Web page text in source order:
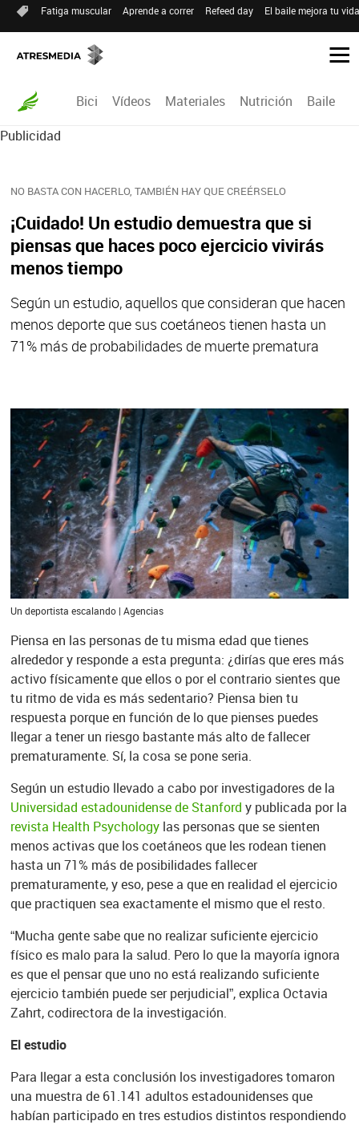
Fatiga muscular Aprende a correr Refeed day El baile mejora tu
Bici Vídeos Materiales Nutrición Baile
Publicidad
NO BASTA CON HACERLO, TAMBIÉN HAY QUE CREÉRSELO
¡Cuidado! Un estudio demuestra que si
piensas que haces poco ejercicio vivirás
menos tiempo
Según un estudio, aquellos que consideran que hacen
menos deporte que sus coetáneos tienen hasta un
71% más de probabilidades de muerte prematura
Un deportista escalando | Agencias
Piensa en las personas de tu misma edad que tienes
alrededor y responde a esta pregunta: ¿dirías que eres más
activo físicamente que ellos o por el contrario sientes que
tu ritmo de vida es más sedentario? Piensa bien tu
respuesta porque en función de lo que pienses puedes
llegar a tener un riesgo bastante más alto de fallecer
prematuramente. Sí, la cosa se pone seria.
Según un estudio llevado a cabo por investigadores de la
Universidad estadounidense de Stanford y publicada por la
revista Health Psychologylas personas que se sienten
menos activas que los coetáneos que les rodean tienen
hasta un 71% más de posibilidades fallecer
prematuramente, y eso, pese a que en realidad el ejercicio
que practiquen sea exactamente el mismo que el resto.
“Mucha gente sabe que no realizar suficiente ejercicio
físico es malo para la salud. Pero lo que la mayoría ignora
es que el pensar que uno no está realizando suficiente
ejercicio también puede ser perjudicial”, explica Octavia
Zahrt, codirectora de la investigación.
El estudio
Para llegar a esta conclusión los investigadores tomaron
una muestra de 61.141 adultos estadounidenses que
habían participado en tres estudios distintos respondiendo